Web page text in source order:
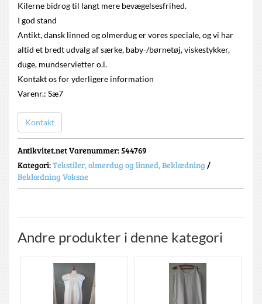
Kilerne bidrog til langt mere bevægelsesfrihed.
I god stand
Antikt, dansk linned og olmerdug er vores speciale, og vi har
altid et bredt udvalg af særke, baby-/børnetøj, viskestykker,
duge, mundservietter o.l.
Kontakt os for yderligere information
Varenr.: Sæ7
Kontakt
Antikvitet.net Varenummer: 544769
Kategori:Tekstiler, olmerdug og linned, Beklædning /
Beklædning Voksne
Andre produkter i denne kategori